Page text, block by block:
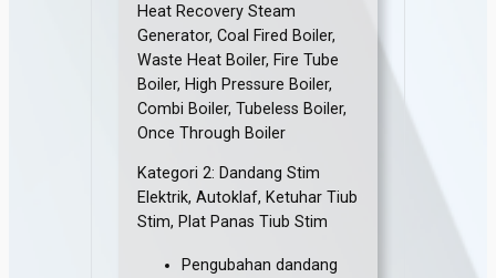
Heat Recovery Steam
Generator, Coal Fired Boiler,
Waste Heat Boiler, Fire Tube
Boiler, High Pressure Boiler,
Combi Boiler, Tubeless Boiler,
Once Through Boiler
Kategori 2: Dandang Stim
Elektrik, Autoklaf, Ketuhar Tiub
Stim, Plat Panas Tiub Stim
Pengubahan dandang